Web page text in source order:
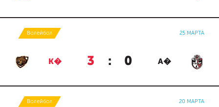
Волейбол 25 МАРТА
К� 3 : 0 А�
Волейбол 20 МАРТА